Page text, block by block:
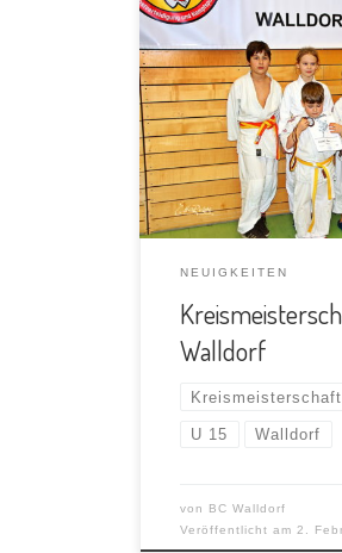
Erfolgreiche
Walldorf am
Samstag, den
Walldorf […]
NEUIGKEITEN
Walldorf
Kreismeisterschaft
U 15 Walldorf
von BC Walldorf
Veröffentlicht am2.